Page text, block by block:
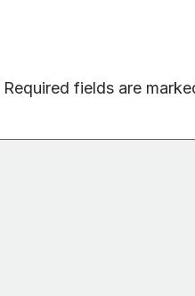
Required fields are